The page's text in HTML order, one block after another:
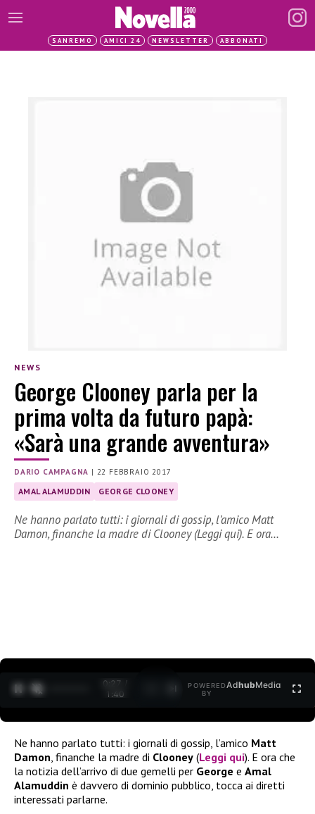
SANREMO AMICI 24 NEWSLETTER ABBONATI
NEWS
George Clooney parla per la
prima volta da futuro papà:
«Sarà una grande avventura»
DARIO CAMPAGNA | 22 FEBBRAIO 2017
AMAL ALAMUDDIN GEORGE CLOONEY
Ne hanno parlato tutti: i giornali di gossip, l’amico Matt
Damon, finanche la madre di Clooney (Leggi qui). E ora…
0:27 /
1:40
POWERED
BY
AdhubMedia
Ne hanno parlato tutti: i giornali di gossip, l’amico Matt
Damon , finanche la madre di Clooney (Leggi qui). E ora che
la notizia dell’arrivo di due gemelli per George e Amal
Alamuddin è davvero di dominio pubblico, tocca ai diretti
interessati parlarne.